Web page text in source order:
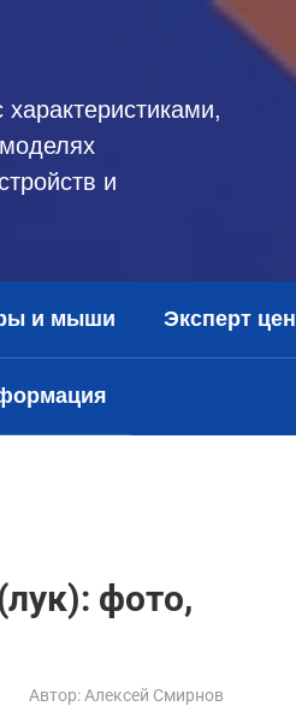
и
и мыши Эксперт цен
фото,
Автор: Алексей Смирнов